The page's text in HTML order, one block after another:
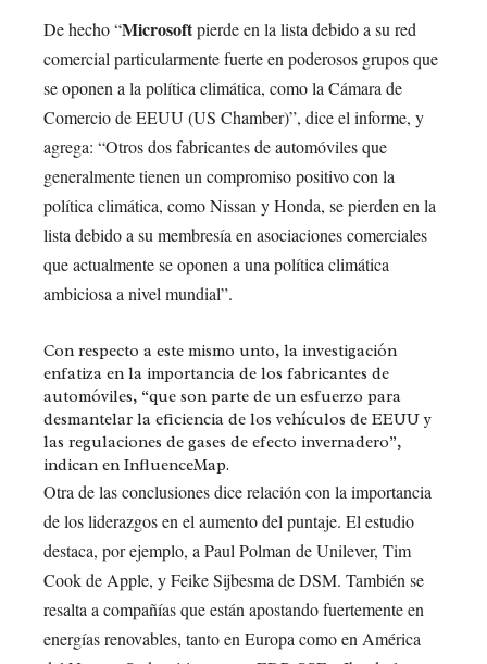
De hecho “Microsoftpierde en la lista debido a su red
comercial particularmente fuerte en poderosos grupos que
se oponen a la política climática, como la Cámara de
Comercio de EEUU (US Chamber)”, dice el informe, y
agrega: “Otros dos fabricantes de automóviles que
generalmente tienen un compromiso positivo con la
política climática, como Nissan y Honda, se pierden en la
lista debido a su membresía en asociaciones comerciales
que actualmente se oponen a una política climática
ambiciosa a nivel mundial”.
Con respecto a este mismo unto, la investigación
enfatiza en la importancia de los fabricantes de
automóviles, “que son parte de un esfuerzo para
desmantelar la eficiencia de los vehículos de EEUU y
las regulaciones de gases de efecto invernadero”,
indican en InfluenceMap.
Otra de las conclusiones dice relación con la importancia
de los liderazgos en el aumento del puntaje. El estudio
destaca, por ejemplo, a Paul Polman de Unilever, Tim
Cook de Apple, y Feike Sijbesma de DSM. También se
resalta a compañías que están apostando fuertemente en
energías renovables, tanto en Europa como en América